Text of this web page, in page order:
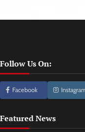
Follow Us On:
Facebook
Featured News